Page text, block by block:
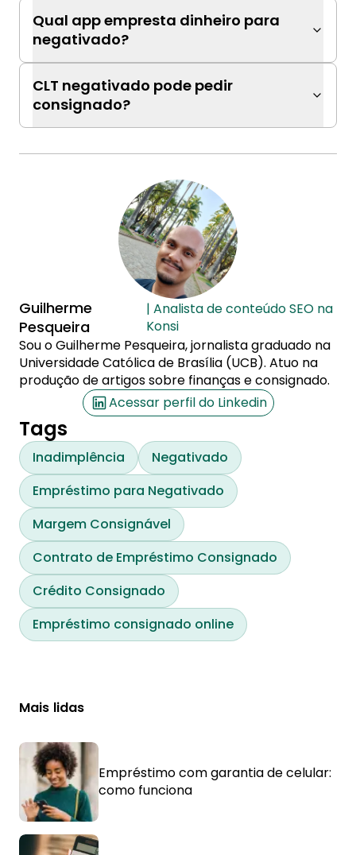
Qual app empresta dinheiro para
negativado?
CLT negativado pode pedir
consignado?
Guilherme
Pesqueira
| Analista de conteúdo SEO na
Konsi
Sou o Guilherme Pesqueira, jornalista graduado na
Universidade Católica de Brasília (UCB). Atuo na
produção de artigos sobre finanças e consignado.
Acessar perfil do Linkedin
Tags
Inadimplência
Negativado
Empréstimo para Negativado
Margem Consignável
Contrato de Empréstimo Consignado
Crédito Consignado
Empréstimo consignado online
Mais lidas
Empréstimo com garantia de celular:
como funciona